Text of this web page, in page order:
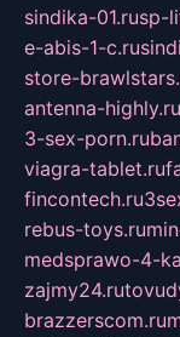
sindika-01.rusp-
e-abis-1-c.ru
store-
antenna-highly.ru
3-sex-porn.ru
viagra-tablet.ru
fincontech.ru
rebus-toys.ru
medsprawo-4-
zajmy24.ru
brazzerscom.ru